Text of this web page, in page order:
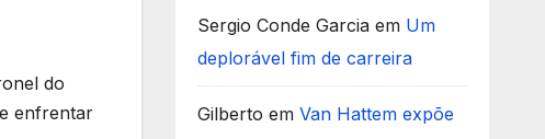
do
enfrentar
Sergio Conde Garciaem Um
deplorável fim de carreira
Gilberto em Van Hattem expõe